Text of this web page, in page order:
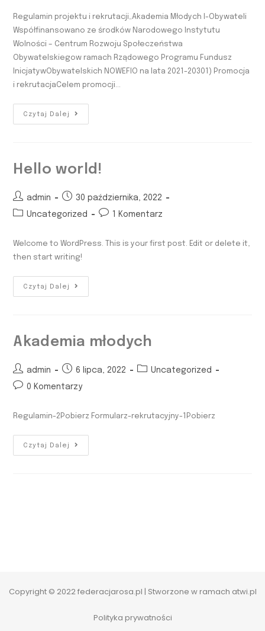
Regulamin projektu i rekrutacji„Akademia Młodych I-Obywateli
Współfinansowano ze środków Narodowego Instytutu
Wolności – Centrum Rozwoju Społeczeństwa
Obywatelskiegow ramach Rządowego Programu Fundusz
InicjatywObywatelskich NOWEFIO na lata 2021-20301) Promocja
i rekrutacjaCelem promocji…
Czytaj Dalej
Hello world!
admin
30 października, 2022
Uncategorized
1 Komentarz
Welcome to WordPress. This is your first post. Edit or delete it,
then start writing!
Czytaj Dalej
Akademia młodych
admin 6 lipca, 2022
Uncategorized
0 Komentarzy
Regulamin-2Pobierz Formularz-rekrutacyjny-1Pobierz
Czytaj Dalej
Copyright © 2022 federacjarosa.pl | Stworzone w ramach atwi.pl
Polityka prywatności